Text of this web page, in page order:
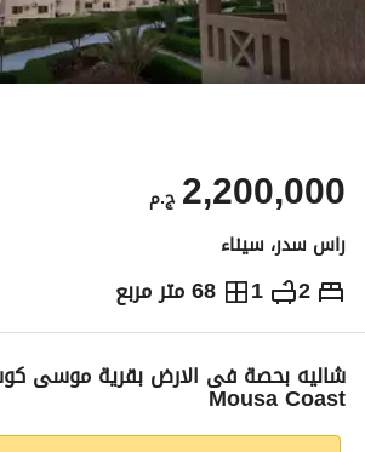
ج.م 2,200,000
راس سدر، سيناء
2
1 68 متر مربع ج.م2,200,000
التفاصيل الاتجاهات والمؤشرات
Mousa Coast